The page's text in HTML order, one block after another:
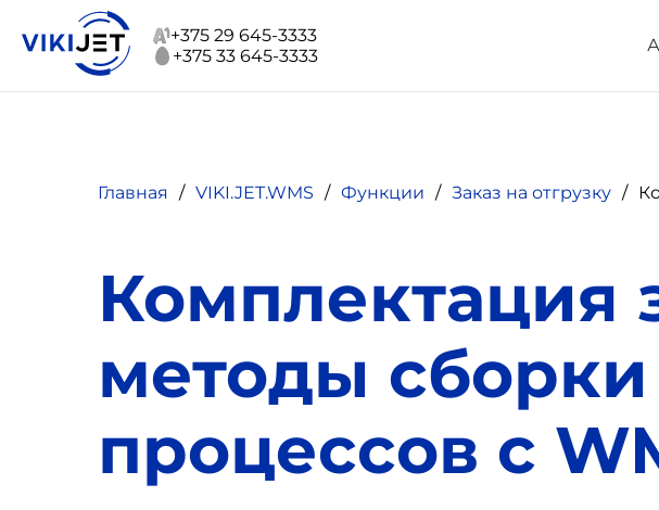
+375 29 645-3333
+375 33 645-3333
Главная VIKI.JET.WMS Функции Заказ на отгрузку
Комплектация
методы
процессов с